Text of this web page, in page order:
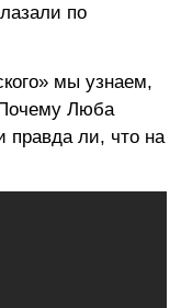
по
мы узнаем,
Почему Люба
правда ли, что на